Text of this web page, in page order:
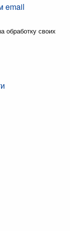
email
обработку своих